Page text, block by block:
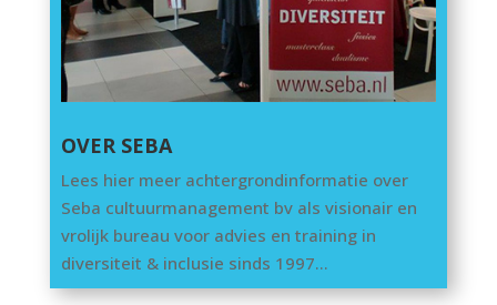
OVER SEBA
Lees hier meer achtergrondinformatie over
Seba cultuurmanagement bv als visionair en
vrolijk bureau voor advies en training in
diversiteit & inclusie sinds 1997…